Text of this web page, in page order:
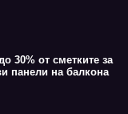
30% от сметките за
панели на балкона